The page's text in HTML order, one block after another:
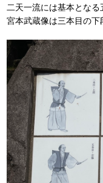
二天一流には基本とな
宮本武蔵像は三本目の下